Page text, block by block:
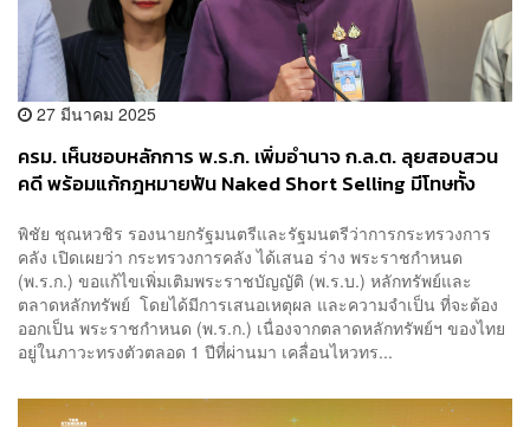
27 มีนาคม 2025
ครม. เห็นชอบหลักการ พ.ร.ก. เพิ่มอำนาจ ก.ล.ต. ลุยสอบสวน
คดี พร้อมแก้กฎหมายฟัน Naked Short Selling มีโทษทั้ง
พิชัย​ ชุณหวชิร​ รองนายกรัฐมนตรีและรัฐมนตรีว่าการกระทรวงการ
คลัง เปิดเผยว่า กระทรวงการคลัง ได้เสนอ ร่าง พระราชกำหนด
(พ.ร.ก.) ขอแก้ไขเพิ่มเติมพระราชบัญญัติ (พ.ร.บ.) หลักทรัพย์และ
ตลาดหลักทรัพย์ โดยได้มีการเสนอเหตุผล และความจำเป็น ที่จะต้อง
ออกเป็น พระราชกำหนด (พ.ร.ก.) เนื่องจากตลาดหลักทรัพย์ฯ ของไทย
อยู่ในภาวะทรงตัวตลอด​ 1 ปีที่ผ่านมา เคลื่อนไหวทร...